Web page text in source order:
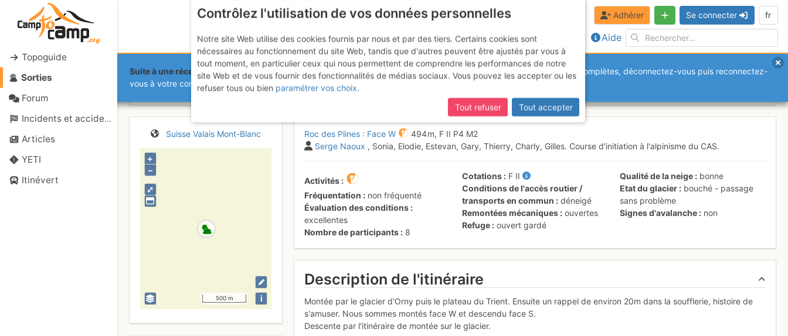
Topoguide
Sorties
Forum
Incidents et accidents
Articles
YETI
Itinévert
Aide
Adhérer Se connecter fr
Suite à une récente et importante mise à jour du site,si certaines pages ne sont plus accessibles, manquantes ou incomplètes, déconnectez-vous puis reconnectez-
vous à votre compte sur le site.
Roc des Plines : Face W
Suisse Valais Mont-Blanc
⤢
+
–
500 m i
Roc des Plines : Face W 494 m, F II P4 M2
Serge Naoux , Sonia, Elodie, Estevan, Gary, Thierry, Charly, Gilles. Course d'initiation à l'alpinisme du CAS.
Activités
Fréquentation
non fréquenté
Évaluation des conditions
excellentes
Nombre de participants
8
Cotations F II
Conditions de l'accès routier /
transports en commun
déneigé
Remontées mécaniques
ouvertes
Refuge
ouvert gardé
Qualité de la neige
bonne
Etat du glacier
bouché - passage
sans problème
Signes d'avalanche
non
Description de l'itinéraire
Montée par le glacier d'Orny puis le plateau du Trient. Ensuite un rappel de environ 20m dans la soufflerie, histoire de
s'amuser. Nous sommes montés face W et descendu face S.
Descente par l'itinéraire de montée sur le glacier.
Contrôlez l'utilisation de vos données personnelles
Notre site Web utilise des cookies fournis par nous et par des tiers. Certains cookies sont
nécessaires au fonctionnement du site Web, tandis que d'autres peuvent être ajustés par vous à
tout moment, en particulier ceux qui nous permettent de comprendre les performances de notre
site Web et de vous fournir des fonctionnalités de médias sociaux. Vous pouvez les accepter ou les
refuser tous ou bien paramétrer vos choix.
Tout refuser
Tout accepter